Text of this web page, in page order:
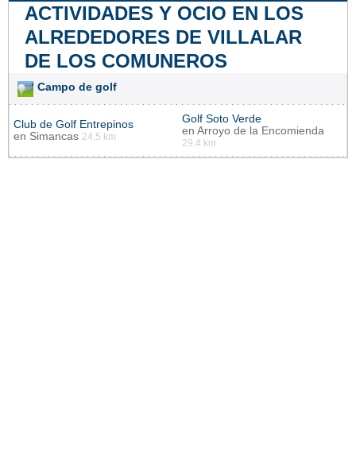
ACTIVIDADES Y OCIO EN LOS
ALREDEDORES DE VILLALAR
DE LOS COMUNEROS
Campo de golf
Club de Golf Entrepinos
en Simancas 24.5 km
Golf Soto Verde
en Arroyo de la Encomienda
29.4 km